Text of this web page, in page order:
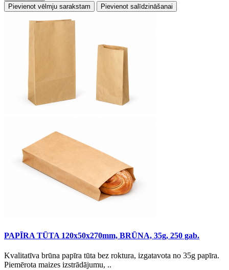
Pievienot vēlmju sarakstam
Pievienot salīdzināšanai
PAPĪRA TŪTA 120x50x270mm, BRŪNA, 35g, 250 gab.
Kvalitatīva brūna papīra tūta bez roktura, izgatavota no 35g papīra.
Piemērota maizes izstrādājumu, ..